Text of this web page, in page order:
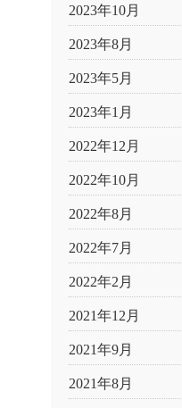
2023年10月
2023年8月
2023年5月
2023年1月
2022年12月
2022年10月
2022年8月
2022年7月
2022年2月
2021年12月
2021年9月
2021年8月